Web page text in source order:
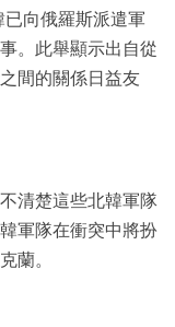
已向俄羅斯派遣軍
。此舉顯示出自從
間的關係日益友
清楚這些北韓軍隊
軍隊在衝突中將扮
蘭。